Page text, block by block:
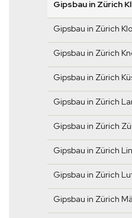
Gipsbau in Zürich
Gipsbau in Zürich
Gipsbau in Zürich
Gipsbau in Zürich
Gipsbau in Zürich
Gipsbau in Zürich
Gipsbau in Zürich
Gipsbau in Zürich
Gipsbau in Zürich